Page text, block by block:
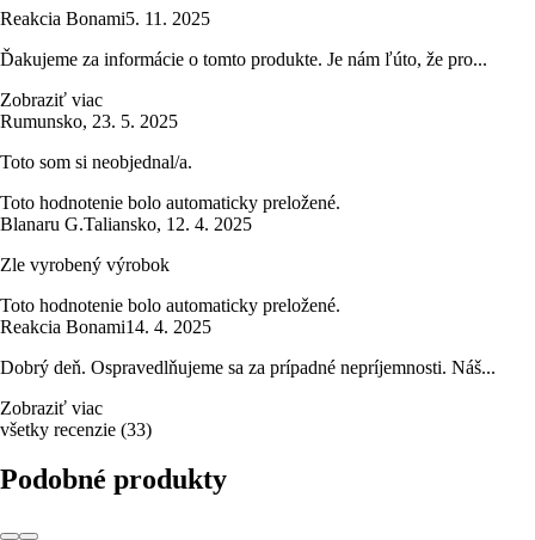
Reakcia Bonami5. 11. 2025
Ďakujeme za informácie o tomto produkte. Je nám ľúto, že pro...
Zobraziť viac
Rumunsko, 23. 5. 2025
Toto som si neobjednal/a.
Toto hodnotenie bolo automaticky preložené.
Blanaru G.Taliansko, 12. 4. 2025
Zle vyrobený výrobok
Toto hodnotenie bolo automaticky preložené.
Reakcia Bonami14. 4. 2025
Dobrý deň. Ospravedlňujeme sa za prípadné nepríjemnosti. Náš...
Zobraziť viac
všetky recenzie (33)
Podobné produkty